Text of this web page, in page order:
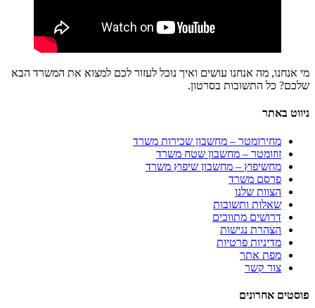
מי אנחנו, מה אנחנו עושים ואיך נוכל לעזור לכם למצוא את המשרד הבא
שלכם? כל התשובות בסרטון.
ניווט באתר
מחירומטר – מחשבון שכירות משרד
זוזומטר – מחשבון שטח משרד
מחשיפוץ – מחשבון שיפוץ משרד
פרסם משרד
הצוות שלנו
שאלות ותשובות
דרושים מתווכים
הצהרת נגישות
מדיניות פרטיות
מפת אתר
צור קשר
פוסטים אחרונים